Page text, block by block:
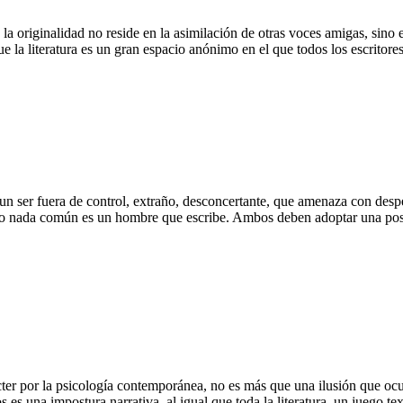
originalidad no reside en la asimilación de otras voces amigas,
la literatura es un gran espacio anónimo en el que todos los
ser fuera de control, extraño, desconcertante, que amenaza con
común es un hombre que escribe. Ambos deben adoptar una
por la psicología contemporánea, no es más que una ilusión que